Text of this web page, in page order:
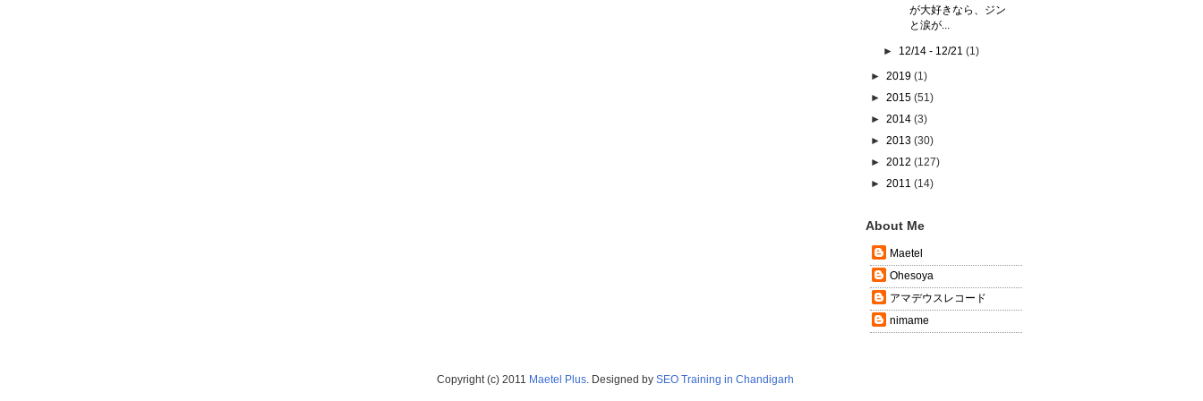
が大好きなら、ジン
と涙が...
► 12/14 - 12/21(1)
► 2019 (1)
► 2015 (51)
► 2014 (3)
► 2013 (30)
► 2012 (127)
► 2011 (14)
About Me
Maetel
Ohesoya
アマデウスレコード
nimame
Copyright (c) 2011 Maetel Plus. Designed by SEO Training in Chandigarh